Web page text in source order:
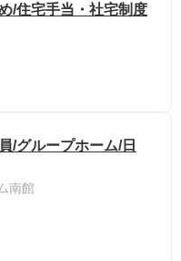
/住宅手当・社宅制度
/グループホーム/日
南館